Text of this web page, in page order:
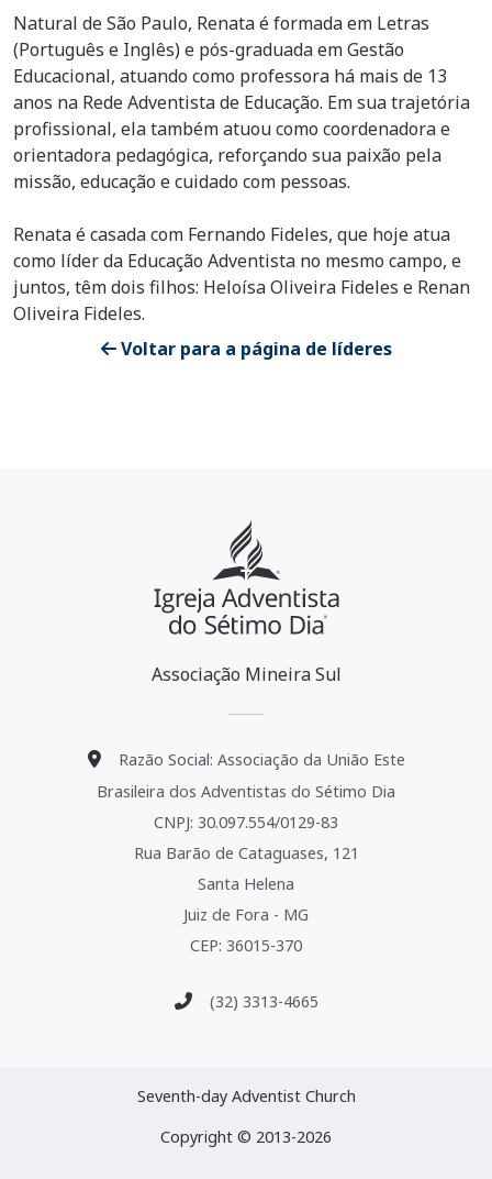
Natural de São Paulo, Renata é formada em Letras
(Português e Inglês) e pós-graduada em Gestão
Educacional, atuando como professora há mais de 13
anos na Rede Adventista de Educação. Em sua trajetória
profissional, ela também atuou como coordenadora e
orientadora pedagógica, reforçando sua paixão pela
missão, educação e cuidado com pessoas.
Renata é casada com Fernando Fideles, que hoje atua
como líder da Educação Adventista no mesmo campo, e
juntos, têm dois filhos: Heloísa Oliveira Fideles e Renan
Oliveira Fideles.
Voltar para a página de líderes
Associação Mineira Sul
Razão Social: Associação da União Este
Brasileira dos Adventistas do Sétimo Dia
CNPJ: 30.097.554/0129-83
Rua Barão de Cataguases, 121
Santa Helena
Juiz de Fora - MG
CEP: 36015-370
(32) 3313-4665
Seventh-day Adventist Church
Copyright © 2013-2026